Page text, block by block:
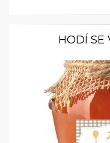
HODÍ SE